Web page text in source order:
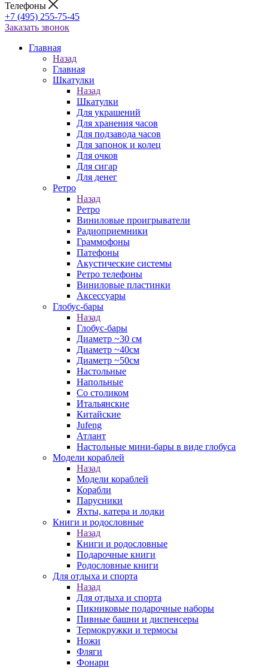
Телефоны
+7 (495) 255-75-45
Заказать звонок
Главная
Назад
Главная
Шкатулки
Назад
Шкатулки
Для украшений
Для хранения часов
Для подзавода часов
Для запонок и колец
Для очков
Для сигар
Для денег
Ретро
Назад
Ретро
Виниловые проигрыватели
Радиоприемники
Граммофоны
Патефоны
Акустические системы
Ретро телефоны
Виниловые пластинки
Аксессуары
Глобус-бары
Назад
Глобус-бары
Диаметр ~30 см
Диаметр ~40см
Диаметр ~50см
Настольные
Напольные
Со столиком
Итальянские
Китайские
Jufeng
Атлант
Настольные мини-бары в виде глобуса
Модели кораблей
Назад
Модели кораблей
Корабли
Парусники
Яхты, катера и лодки
Книги и родословные
Назад
Книги и родословные
Подарочные книги
Родословные книги
Для отдыха и спорта
Назад
Для отдыха и спорта
Пикниковые подарочные наборы
Пивные башни и диспенсеры
Термокружки и термосы
Ножи
Фляги
Фонари